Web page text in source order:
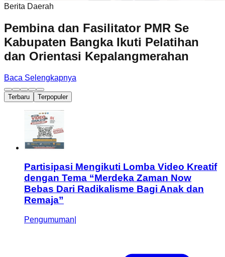
Berita Daerah
Pembina dan Fasilitator PMR Se
Kabupaten Bangka Ikuti Pelatihan
dan Orientasi Kepalangmerahan
Baca Selengkapnya
Terbaru Terpopuler
Partisipasi Mengikuti Lomba Video Kreatif
dengan Tema “Merdeka Zaman Now
Bebas Dari Radikalisme Bagi Anak dan
Remaja”
Pengumuman